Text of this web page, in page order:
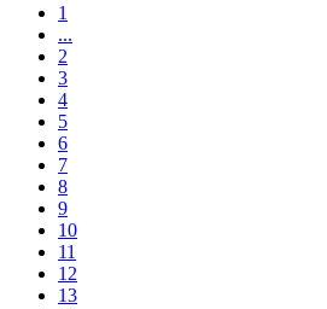
1
...
2
3
4
5
6
7
8
9
10
11
12
13